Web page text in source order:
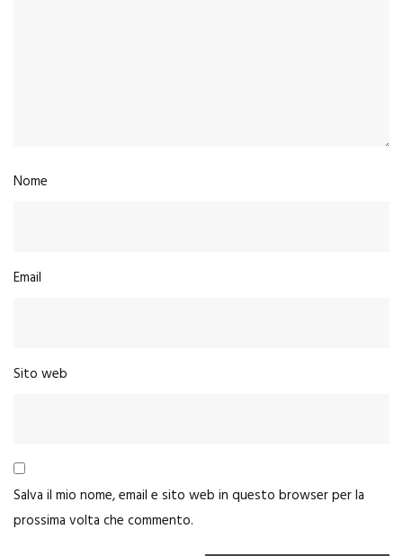
Nome
Email
Sito web
Salva il mio nome, email e sito web in questo browser per la
prossima volta che commento.